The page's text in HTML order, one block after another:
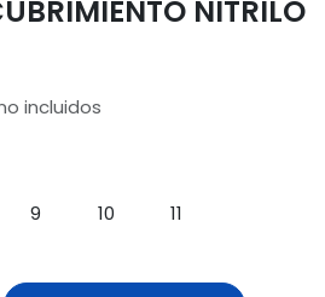
NITRILO
incluidos
9 10 11